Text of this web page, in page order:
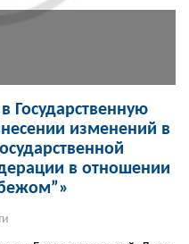
Государственную
изменений в
в отношении